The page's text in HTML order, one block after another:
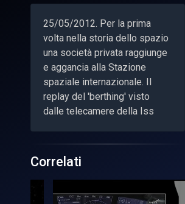
25/05/2012. Per la prima
volta nella storia dello spazio
una società privata raggiunge
e aggancia alla Stazione
spaziale internazionale. Il
replay del 'berthing' visto
dalle telecamere della Iss
Correlati